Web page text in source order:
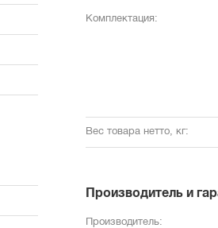
Комплектация:
Вес товара нетто, кг:
Производитель и
Производитель: